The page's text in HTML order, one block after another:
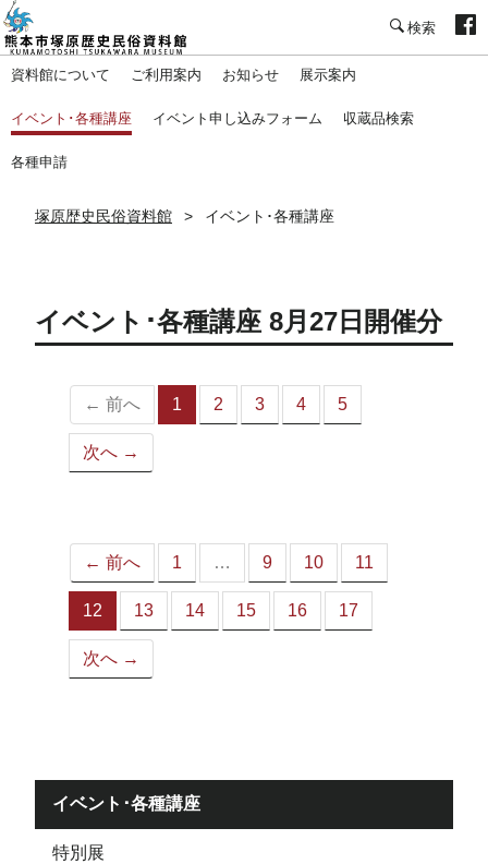
資料館について ご利用案内 お知らせ 展示案内
イベント･各種講座 イベント申し込みフォーム 収蔵品検索
各種申請
塚原歴史民俗資料館 イベント･各種講座
イベント･各種講座 8月27日開催分
← 前へ 1
（こ
2 3 4 5
次へ →
← 前へ 1 … 9 10 11
12
（こ
の
ペ
13 14 15 16 17
次へ →
イベント･各種講座
特別展